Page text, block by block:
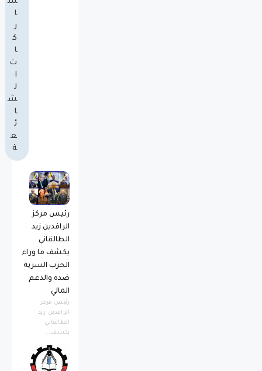
ا
ر
ك
ا
ت
ا
ل
ش
ا
ئ
ع
ة
رئيس مركز
الرافدين زيد
الطالقاني
يكشف ما وراء
الحرب السرية
ضده والدعم
المالي
رئيس مركز
الرافدين زيد
الطالقاني
يكشف...